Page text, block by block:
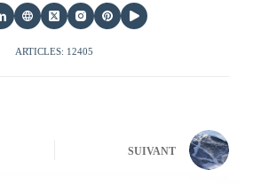
ARTICLES: 12405
SUIVANT